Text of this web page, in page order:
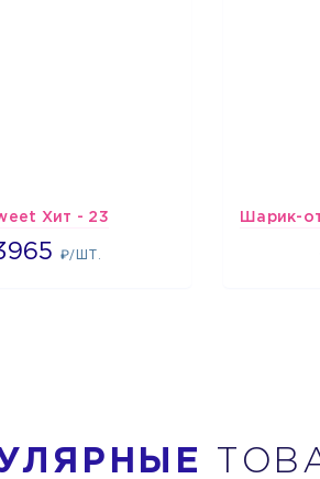
Хит - 23
₽/ШТ.
3965